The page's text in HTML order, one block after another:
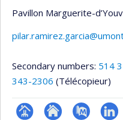
Pavillon Marguerite-
Secondary numbers: 514
343-2306 (Télécopieur)